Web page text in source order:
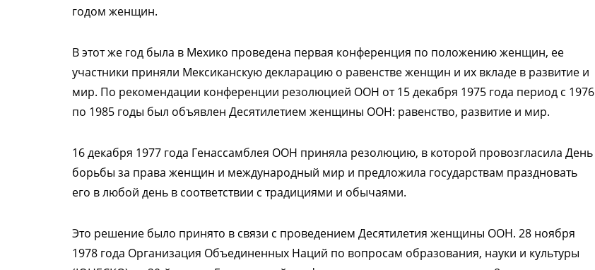
годом женщин.
В этот же год была в Мехико проведена первая конференция по положению женщин, ее
участники приняли Мексиканскую декларацию о равенстве женщин и их вкладе в развитие и
мир. По рекомендации конференции резолюцией ООН от 15 декабря 1975 года период с 1976
по 1985 годы был объявлен Десятилетием женщины ООН: равенство, развитие и мир.
16 декабря 1977 года Генассамблея ООН приняла резолюцию, в которой провозгласила День
борьбы за права женщин и международный мир и предложила государствам праздновать
его в любой день в соответствии с традициями и обычаями.
Это решение было принято в связи с проведением Десятилетия женщины ООН. 28 ноября
1978 года Организация Объединенных Наций по вопросам образования, науки и культуры